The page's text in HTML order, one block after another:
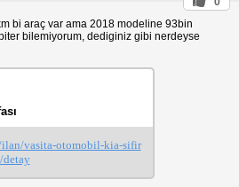
bi araç var ama 2018 modeline 93bin
bilemiyorum, dediginiz gibi nerdeyse
vasita-otomobil-kia-sifir
detay